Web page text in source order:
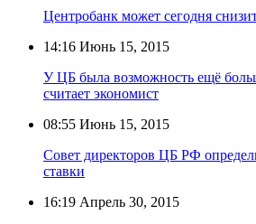
Центробанк может сегодня
14:16 Июнь 15, 2015
У ЦБ была возможность ещё
считает экономист
08:55 Июнь 15, 2015
Совет директоров ЦБ РФ
ставки
16:19 Апрель 30, 2015